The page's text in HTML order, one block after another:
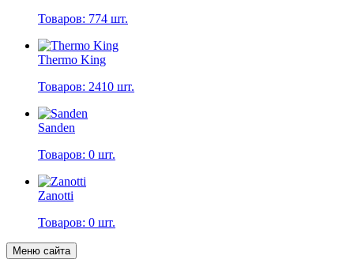
Товаров: 774 шт.
Thermo King
Товаров: 2410 шт.
Sanden
Товаров: 0 шт.
Zanotti
Товаров: 0 шт.
Меню сайта